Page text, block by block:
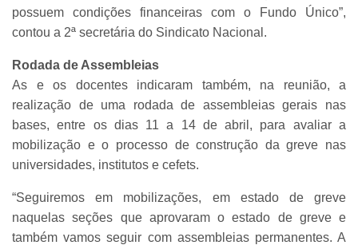
possuem condições financeiras com o Fundo Único”,
contou a 2ª secretária do Sindicato Nacional.
Rodada de Assembleias
As e os docentes indicaram também, na reunião, a
realização de uma rodada de assembleias gerais nas
bases, entre os dias 11 a 14 de abril, para avaliar a
mobilização e o processo de construção da greve nas
universidades, institutos e cefets.
“Seguiremos em mobilizações, em estado de greve
naquelas seções que aprovaram o estado de greve e
também vamos seguir com assembleias permanentes. A